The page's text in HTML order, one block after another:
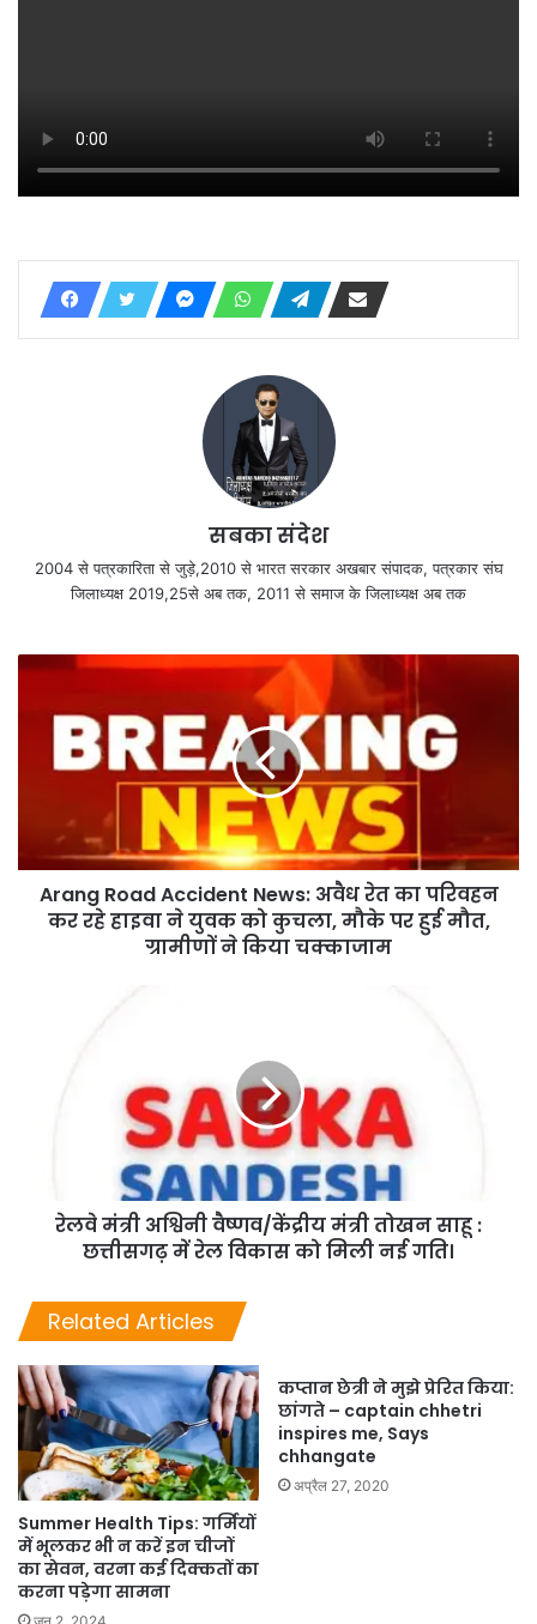
सबका संदेश
2004 से पत्रकारिता से जुड़े,2010 से भारत सरकार अखबार संपादक, पत्रकार संघ
जिलाध्यक्ष 2019,25से अब तक, 2011 से समाज के जिलाध्यक्ष अब तक
Arang Road Accident News: अवैध रेत का परिवहन
कर रहे हाइवा ने युवक को कुचला, मौके पर हुई मौत,
ग्रामीणों ने किया चक्काजाम
रेलवे मंत्री अश्विनी वैष्णव/केंद्रीय मंत्री तोखन साहू :
छत्तीसगढ़ में रेल विकास को मिली नई गति।
Related Articles
Summer Health Tips: गर्मियों
में भूलकर भी न करें इन चीजों
का सेवन, वरना कई दिक्कतों का
करना पड़ेगा सामना
कप्तान छेत्री ने मुझे प्रेरित किया:
छांगते – captain chhetri
inspires me, Says
chhangate
अप्रैल 27, 2020